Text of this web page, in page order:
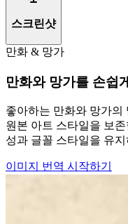
스크린샷
만화 & 망가
만화와 망가를 손쉽
좋아하는 만화와 망가의
원본 아트 스타일을 보
성과 글꼴 스타일을 유
이미지 번역 시작하기